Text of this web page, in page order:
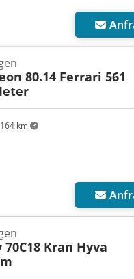
km
80.14 Ferrari 561
70C18 Kran Hyva